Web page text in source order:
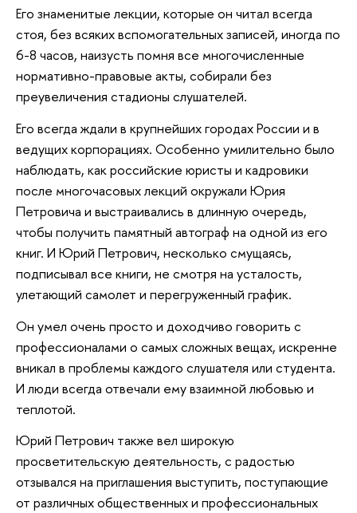
Его знаменитые лекции, которые он читал всегда
стоя, без всяких вспомогательных записей, иногда по
6-8 часов, наизусть помня все многочисленные
нормативно-правовые акты, собирали без
преувеличения стадионы слушателей.
Его всегда ждали в крупнейших городах России и в
ведущих корпорациях. Особенно умилительно было
наблюдать, как российские юристы и кадровики
после многочасовых лекций окружали Юрия
Петровича и выстраивались в длинную очередь,
чтобы получить памятный автограф на одной из его
книг. И Юрий Петрович, несколько смущаясь,
подписывал все книги, не смотря на усталость,
улетающий самолет и перегруженный график.
Он умел очень просто и доходчиво говорить с
профессионалами о самых сложных вещах, искренне
вникал в проблемы каждого слушателя или студента.
И люди всегда отвечали ему взаимной любовью и
теплотой.
Юрий Петрович также вел широкую
просветительскую деятельность, с радостью
отзывался на приглашения выступить, поступающие
от различных общественных и профессиональных